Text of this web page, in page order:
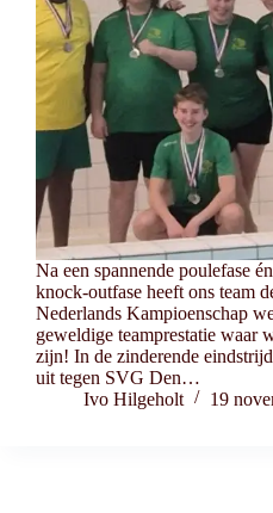
Na een spannende poulefase
knock-outfase heeft ons team
Nederlands Kampioenschap
geweldige teamprestatie waar
zijn! In de zinderende
uit tegen SVG Den…
Ivo Hilgeholt
19